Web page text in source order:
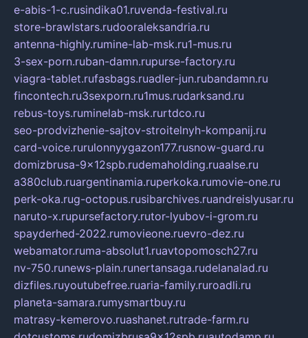
e-abis-1-c.rusindika01.ruvenda-festival.ru
store-brawlstars.rudooraleksandria.ru
antenna-highly.rumine-lab-msk.ru1-mus.ru
3-sex-porn.ruban-damn.rupurse-factory.ru
viagra-tablet.rufasbags.ruadler-jun.rubandamn.ru
fincontech.ru3sexporn.ru1mus.rudarksand.ru
rebus-toys.ruminelab-msk.rurtdco.ru
seo-prodvizhenie-sajtov-stroitelnyh-kompanij.ru
card-voice.rurulonnyygazon177.rusnow-guard.ru
domizbrusa-9x12spb.rudemaholding.ruaalse.ru
a380club.ruargentinamia.ruperkoka.rumovie-one.ru
perk-oka.rug-octopus.rusibarchives.ruandreislyusar.ru
naruto-x.rupursefactory.rutor-lyubov-i-grom.ru
spayderhed-2022.rumovieone.ruevro-dez.ru
webamator.ruma-absolut1.ruavtopomosch27.ru
nv-750.runews-plain.runertansaga.rudelanalad.ru
dizfiles.ruyoutubefree.ruaria-family.ruroadli.ru
planeta-samara.rumysmartbuy.ru
matrasy-kemerovo.ruashanet.rutrade-farm.ru